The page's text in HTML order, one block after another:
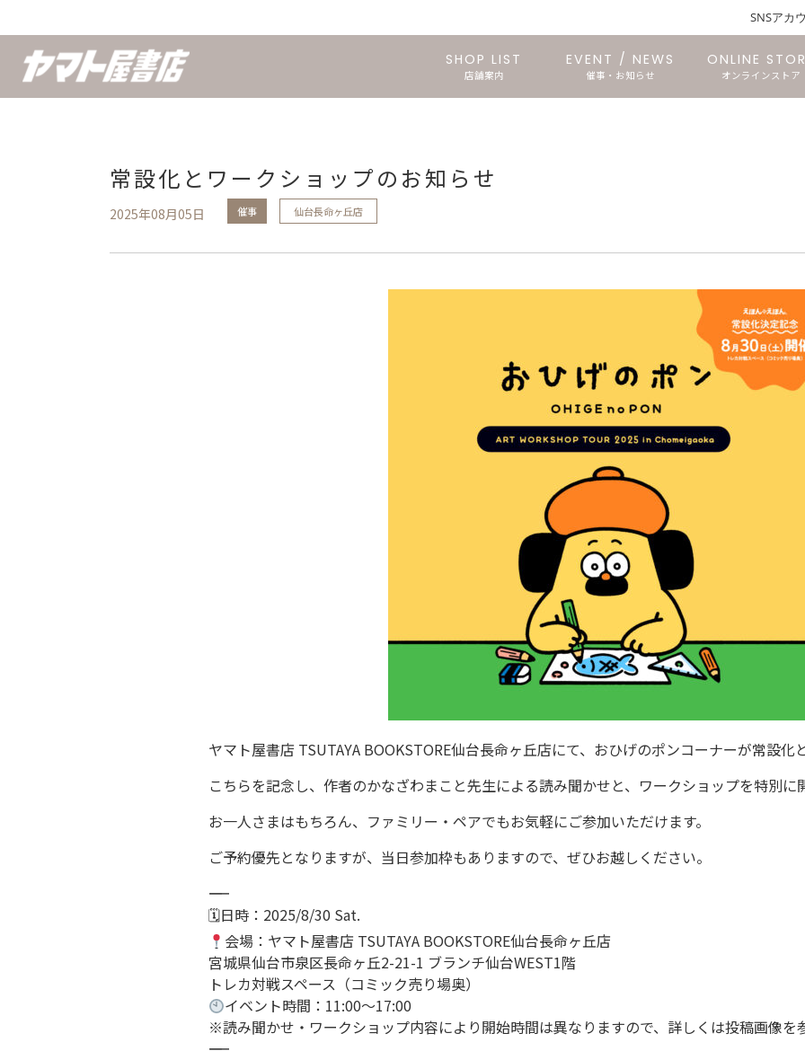
SNSアカ
SHOP LIST
店舗案内
EVENT / NEWS
催事・お知らせ
ONLINE
オンラインストア
常設化とワークショップのお知らせ
2025年08月05日 催事 仙台長命ヶ丘店
ヤマト屋書店 TSUTAYA BOOKSTORE仙台長命ヶ丘店にて、おひげのポンコーナーが常設化
こちらを記念し、作者のかなざわまこと先生による読み聞かせと、ワークショップを特別に
お一人さまはもちろん、ファミリー・ペアでもお気軽にご参加いただけます。
ご予約優先となりますが、当日参加枠もありますので、ぜひお越しください。
――――――――――
🗓日時：2025/8/30 Sat.
会場：ヤマト屋書店 TSUTAYA BOOKSTORE仙台長命ヶ丘店
宮城県仙台市泉区長命ヶ丘2-21-1 ブランチ仙台WEST1階
トレカ対戦スペース（コミック売り場奥）
イベント時間：11:00〜17:00
※読み聞かせ・ワークショップ内容により開始時間は異なりますので、詳しくは投稿画像を
――――――――――